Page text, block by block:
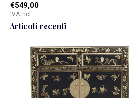
€549,00
IVA Incl.
Articoli recenti